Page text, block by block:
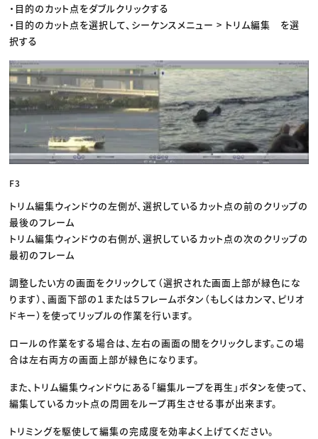
・目的のカット点をダブルクリックする
・目的のカット点を選択して、シーケンスメニュー > トリム編集 を選
択する
F3
トリム編集ウィンドウの左側が、選択しているカット点の前のクリップの
最後のフレーム
トリム編集ウィンドウの右側が、選択しているカット点の次のクリップの
最初のフレーム
調整したい方の画面をクリックして（選択された画面上部が緑色にな
ります）、画面下部の１または５フレームボタン（もしくはカンマ、ピリオ
ドキー）を使ってリップルの作業を行います。
ロールの作業をする場合は、左右の画面の間をクリックします。この場
合は左右両方の画面上部が緑色になります。
また、トリム編集ウィンドウにある「編集ループを再生」ボタンを使って、
編集しているカット点の周囲をループ再生させる事が出来ます。
トリミングを駆使して編集の完成度を効率よく上げてください。